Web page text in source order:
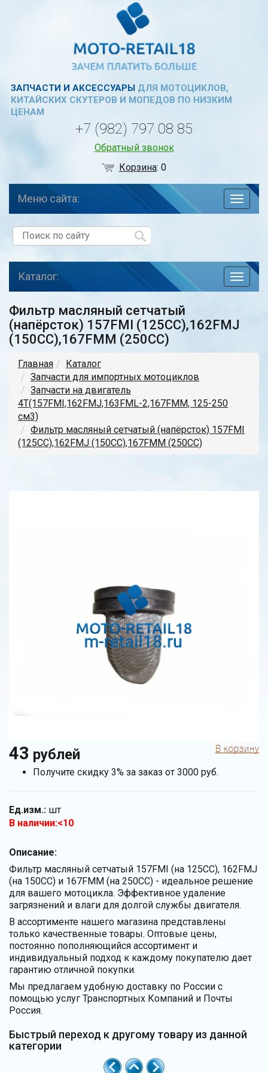
ЗАПЧАСТИ И АКСЕССУАРЫДЛЯ МОТОЦИКЛОВ,
КИТАЙСКИХ СКУТЕРОВ И МОПЕДОВ ПО НИЗКИМ
ЦЕНАМ
+7 (982) 797 08 85
Обратный звонок
Корзина:0
по
Меню сайта:
toggle
Каталог:
Фильтр масляный сетчатый
(напёрсток) 157FMI (125CC),162FMJ
(150CC),167FMM (250CC)
Главная
Каталог
Запчасти для импортных мотоциклов
Запчасти на двигатель
4Т(157FMI,162FMJ,163FML-2,167FMM, 125-250
см3)
Фильтр масляный сетчатый (напёрсток) 157FMI
(125CC),162FMJ (150CC),167FMM (250CC)
43 рублей
Получите скидку 3% за заказ от 3000 руб.
Ед.изм.: шт
В наличии:<10
Описание:
Фильтр масляный сетчатый 157FMI (на 125CC), 162FMJ
(на 150CC) и 167FMM (на 250CC) - идеальное решение
для вашего мотоцикла. Эффективное удаление
загрязнений и влаги для долгой службы двигателя.
В ассортименте нашего магазина представлены
только качественные товары. Оптовые цены,
постоянно пополняющийся ассортимент и
индивидуальный подход к каждому покупателю дает
гарантию отличной покупки.
Мы предлагаем удобную доставку по России с
помощью услуг Транспортных Компаний и Почты
Россия.
Быстрый переход к другому товару из данной
категории